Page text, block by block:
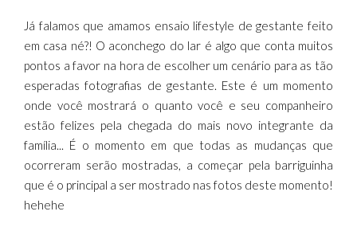
Já falamos que amamos ensaio lifestyle de gestante feito
em casa né?! O aconchego do lar é algo que conta muitos
pontos a favor na hora de escolher um cenário para as tão
esperadas fotografias de gestante. Este é um momento
onde você mostrará o quanto você e seu companheiro
estão felizes pela chegada do mais novo integrante da
família... É o momento em que todas as mudanças que
ocorreram serão mostradas, a começar pela barriguinha
que é o principal a ser mostrado nas fotos deste momento!
hehehe